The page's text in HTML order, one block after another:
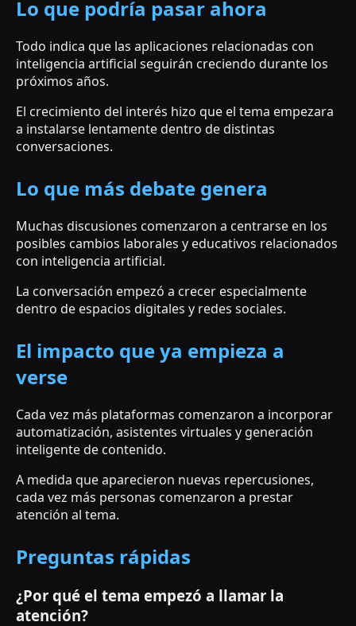
Lo que podría pasar ahora
Todo indica que las aplicaciones relacionadas con
inteligencia artificial seguirán creciendo durante los
próximos años.
El crecimiento del interés hizo que el tema empezara
a instalarse lentamente dentro de distintas
conversaciones.
Lo que más debate genera
Muchas discusiones comenzaron a centrarse en los
posibles cambios laborales y educativos relacionados
con inteligencia artificial.
La conversación empezó a crecer especialmente
dentro de espacios digitales y redes sociales.
El impacto que ya empieza a
verse
Cada vez más plataformas comenzaron a incorporar
automatización, asistentes virtuales y generación
inteligente de contenido.
A medida que aparecieron nuevas repercusiones,
cada vez más personas comenzaron a prestar
atención al tema.
Preguntas rápidas
¿Por qué el tema empezó a llamar la
atención?